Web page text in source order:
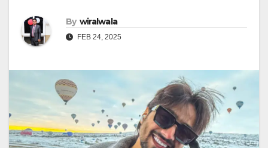
By wiralwala
FEB 24, 2025